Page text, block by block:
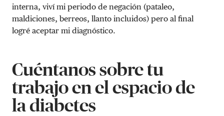
interna, viví mi periodo de negación (pataleo,
maldiciones, berreos, llanto incluidos) pero al final
logré aceptar mi diagnóstico.
Cuéntanos sobre tu
trabajo en el espacio de
la diabetes